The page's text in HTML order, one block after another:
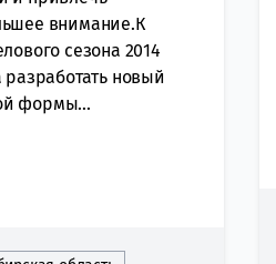
внимание.К
сезона 2014
разработать новый
формы...